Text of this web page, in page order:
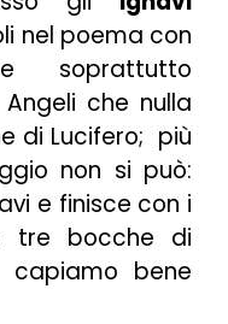
nel poema con
soprattutto
che nulla
di Lucifero; più
non si può:
e finisce con i
tre bocche di
bene